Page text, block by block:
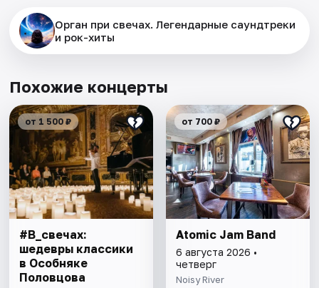
Орган при свечах. Легендарные саундтреки
и рок-хиты
Похожие концерты
от 1 500 ₽
#В_свечах:
шедевры классики
в Особняке
Половцова
от 700 ₽
Atomic Jam Band
6 августа 2026 •
четверг
Noisy River